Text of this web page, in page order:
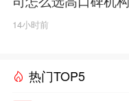
14小时前
热门TOP5